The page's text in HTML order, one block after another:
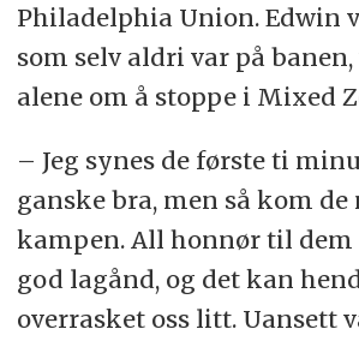
Philadelphia Union. Edwin
som selv aldri var på
alene om å stoppe i Mixed
– Jeg synes de første ti
ganske bra, men så kom
kampen. All honnør til dem
god lagånd, og det kan
overrasket oss litt. Uansett